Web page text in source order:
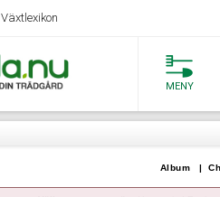
Växtlexikon
MENY
Album |